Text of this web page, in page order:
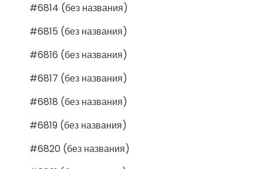
#6814 (без названия)
#6815 (без названия)
#6816 (без названия)
#6817 (без названия)
#6818 (без названия)
#6819 (без названия)
#6820 (без названия)